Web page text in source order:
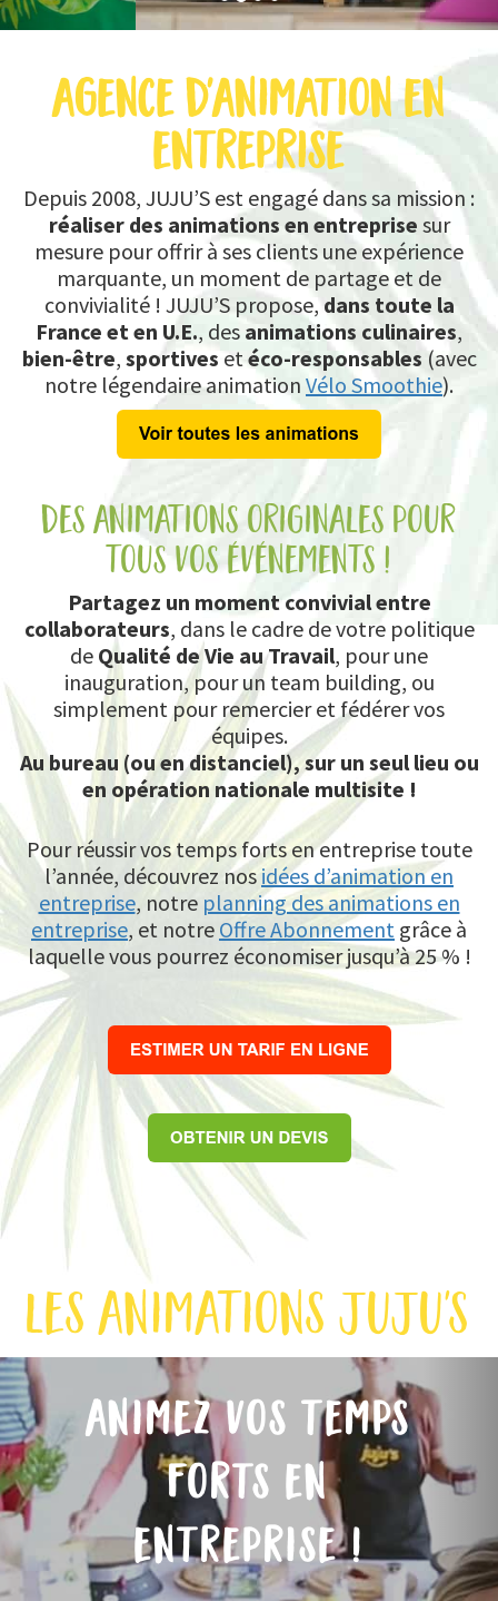
agence d'animation en
entreprise
Depuis 2008, JUJU’S est engagé dans sa mission :
réaliser des animations en entreprise sur
mesure pour offrir à ses clients une expérience
marquante, un moment de partage et de
convivialité ! JUJU’S propose, dans toute la
France et en U.E., des animations culinaires,
bien-être, sportivesetéco-responsables (avec
notre légendaire animation Vélo Smoothie).
des animations originales pour
tous vos événements !
Partagez un moment convivial entre
collaborateurs, dans le cadre de votre politique
de Qualité de Vie au Travail, pour une
inauguration, pour un team building, ou
simplement pour remercier et fédérer vos
équipes.
Au bureau (ou en distanciel), sur un seul lieu ou
en opération nationale multisite !
Pour réussir vos temps forts en entreprise toute
l’année, découvrez nos idées d’animation en
entreprise, notre planning des animations en
entreprise, et notre Offre Abonnement grâce à
laquelle vous pourrez économiser jusqu’à 25 % !
les animations juju's
animez vos temps
forts en
entreprise !